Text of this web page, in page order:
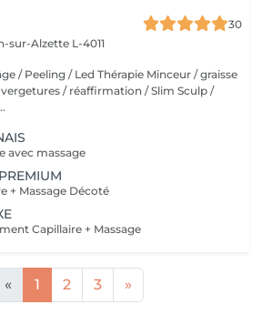
30
sur-Alzette L-4011
/ Peeling / Led Thérapie Minceur / graisse
/ réaffirmation / Slim Sculp /
avec massage
+ Massage Décoté
Capillaire + Massage
« 1 2 3 »